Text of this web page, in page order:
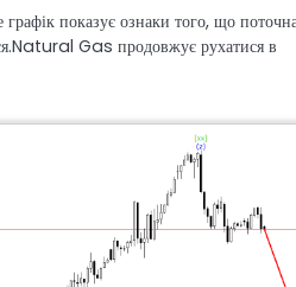
показує ознаки того, що
Gas продовжує рухатися в